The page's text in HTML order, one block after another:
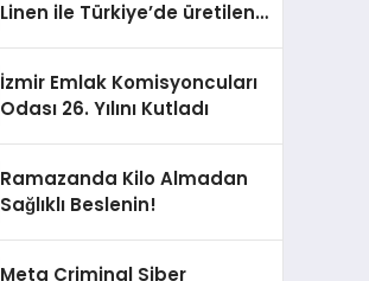
Linen ile Türkiye’de üretilen
buluşturuyor
İzmir Emlak Komisyoncuları
Odası 26. Yılını Kutladı
Ramazanda Kilo Almadan
Sağlıklı Beslenin!
Meta Criminal Siber